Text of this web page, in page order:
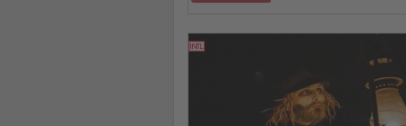
vier Porträts moderner weiblicher Stärk